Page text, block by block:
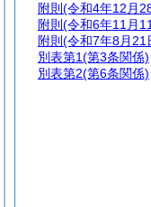
附則 (令和4年12月
附則 (令和6年11月
附則 (令和7年8月21
別表第1(第3条関係)
別表第2(第6条関係)